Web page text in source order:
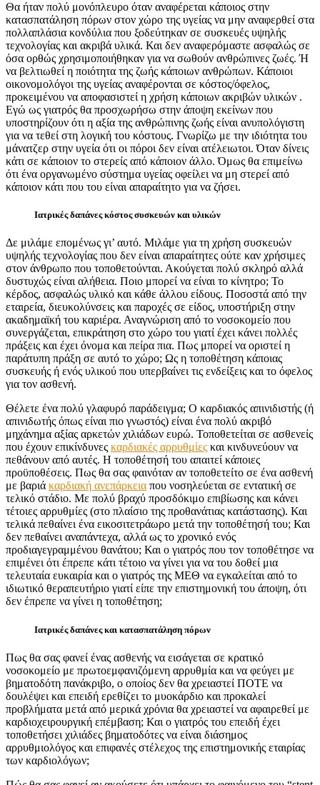
Θα ήταν πολύ μονόπλευρο όταν αναφέρεται κάποιος στην
κατασπατάληση πόρων στον χώρο της υγείας να μην αναφερθεί στα
πολλαπλάσια κονδύλια που ξοδεύτηκαν σε συσκευές υψηλής
τεχνολογίας και ακριβά υλικά. Και δεν αναφερόμαστε ασφαλώς σε
όσα ορθώς χρησιμοποιήθηκαν για να σωθούν ανθρώπινες ζωές. Ή
να βελτιωθεί η ποιότητα της ζωής κάποιων ανθρώπων. Κάποιοι
οικονομολόγοι της υγείας αναφέρονται σε κόστος/όφελος,
προκειμένου να αποφασιστεί η χρήση κάποιων ακριβών υλικών .
Εγώ ως γιατρός θα προσχωρήσω στην άποψη εκείνων που
υποστηρίζουν ότι η αξία της ανθρώπινης ζωής είναι ανυπολόγιστη
για να τεθεί στη λογική του κόστους. Γνωρίζω με την ιδιότητα του
μάνατζερ στην υγεία ότι οι πόροι δεν είναι ατέλειωτοι. Όταν δίνεις
κάτι σε κάποιον το στερείς από κάποιον άλλο. Όμως θα επιμείνω
ότι ένα οργανωμένο σύστημα υγείας οφείλει να μη στερεί από
κάποιον κάτι που του είναι απαραίτητο για να ζήσει.
Ιατρικές δαπάνες κόστος συσκευών και υλικών
Δε μιλάμε επομένως γι’ αυτό. Μιλάμε για τη χρήση συσκευών
υψηλής τεχνολογίας που δεν είναι απαραίτητες ούτε καν χρήσιμες
στον άνθρωπο που τοποθετούνται. Ακούγεται πολύ σκληρό αλλά
δυστυχώς είναι αλήθεια. Ποιο μπορεί να είναι το κίνητρο; Το
κέρδος, ασφαλώς υλικό και κάθε άλλου είδους. Ποσοστά από την
εταιρεία, διευκολύνσεις και παροχές σε είδος, υποστήριξη στην
ακαδημαϊκή του καριέρα. Αναγνώριση από το νοσοκομείο που
συνεργάζεται, επικράτηση στο χώρο του γιατί έχει κάνει πολλές
πράξεις και έχει όνομα και πείρα πια. Πως μπορεί να οριστεί η
παράτυπη πράξη σε αυτό το χώρο; Ως η τοποθέτηση κάποιας
συσκευής ή ενός υλικού που υπερβαίνει τις ενδείξεις και το όφελος
για τον ασθενή.
Θέλετε ένα πολύ γλαφυρό παράδειγμα; Ο καρδιακός απινιδιστής (ή
απινιδωτής όπως είναι πιο γνωστός) είναι ένα πολύ ακριβό
μηχάνημα αξίας αρκετών χιλιάδων ευρώ. Τοποθετείται σε ασθενείς
που έχουν επικίνδυνες καρδιακές αρρυθμίες και κινδυνεύουν να
πεθάνουν από αυτές. Η τοποθέτησή του απαιτεί κάποιες
προϋποθέσεις. Πως θα σας φαινόταν αν τοποθετείτο σε ένα ασθενή
με βαριά καρδιακή ανεπάρκεια που νοσηλεύεται σε εντατική σε
τελικό στάδιο. Με πολύ βραχύ προσδόκιμο επιβίωσης και κάνει
τέτοιες αρρυθμίες (στο πλαίσιο της προθανάτιας κατάστασης). Και
τελικά πεθαίνει ένα εικοσιτετράωρο μετά την τοποθέτησή του; Και
δεν πεθαίνει αναπάντεχα, αλλά ως το χρονικό ενός
προδιαγεγραμμένου θανάτου; Και ο γιατρός που τον τοποθέτησε να
επιμένει ότι έπρεπε κάτι τέτοιο να γίνει για να του δοθεί μια
τελευταία ευκαιρία και ο γιατρός της ΜΕΘ να εγκαλείται από το
ιδιωτικό θεραπευτήριο γιατί είπε την επιστημονική του άποψη, ότι
δεν έπρεπε να γίνει η τοποθέτηση;
Ιατρικές δαπάνες και κατασπατάληση πόρων
Πως θα σας φανεί ένας ασθενής να εισάγεται σε κρατικό
νοσοκομείο με πρωτοεμφανιζόμενη αρρυθμία και να φεύγει με
βηματοδότη πανάκριβο, ο οποίος δεν θα χρειαστεί ΠΟΤΕ να
δουλέψει και επειδή ερεθίζει το μυοκάρδιο και προκαλεί
προβλήματα μετά από μερικά χρόνια θα χρειαστεί να αφαιρεθεί με
καρδιοχειρουργική επέμβαση; Και ο γιατρός του επειδή έχει
τοποθετήσει χιλιάδες βηματοδότες να είναι διάσημος
αρρυθμιολόγος και επιφανές στέλεχος της επιστημονικής εταιρίας
των καρδιολόγων;